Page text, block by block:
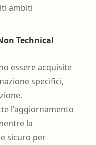
ambiti
Technical
essere acquisite
specifici,
l'aggiornamento
la
sicuro per